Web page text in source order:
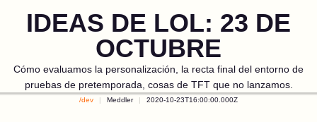
IDEAS DE LOL: 23 DE
OCTUBRE
Cómo evaluamos la personalización, la recta final del entorno de
pruebas de pretemporada, cosas de TFT que no lanzamos.
/dev Meddler 2020-10-23T16:00:00.000Z